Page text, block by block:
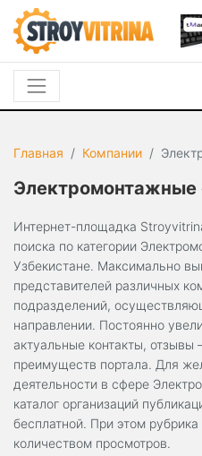
Главная Компании
Электромонтажные
Интернет-площадка
поиска по категории
Узбекистане. Максимально
представителей различных
подразделений,
направлении. Постоянно
актуальные контакты, отзывы
преимуществ портала. Для
деятельности в сфере
каталог организаций
бесплатной. При этом
количеством просмотров.